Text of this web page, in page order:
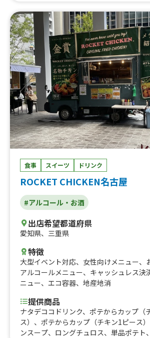
百屋のちゃんこ鍋、自家製チャーシュー
価格)、自家製チャーシューまぜめし(ラ
ツジュース、まるごとチョコバナナ、ま
ーガー、焼きとうもろこし、八百屋のポ
りんご、トッピング、トンから丼、１年
ンから丼丼各種、トンからとんとん(豚
バージョン、満足焼きそばパン、トンか
ん、かき氷タワー、極上ロース揚げ重、
の焼きそば、鶏かき揚げ丼、旨甘酢豚串
サービスランチバーガー、チーズポテト
りポテト、世界の塩で食べるフランクフ
食事 スイーツ ドリンク
ROCKET CHICKEN名古屋
#アルコール・お酒
出店希望都道府県
愛知県、 三重県
特徴
大型イベント対応、 女性向けメニュー、
アルコールメニュー、 キャッシュレス決
ニュー、 エコ容器、 地産地消
提供商品
ナタデココドリンク、ポテからカップ（
ス）、ポテからカップ（チキン1ピース
ンスープ、ロングチュロス、単品ポテト